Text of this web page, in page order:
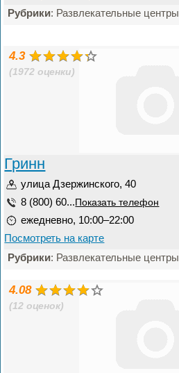
Рубрики: Развлекательные центры
4.3
(1972 оценки)
Гринн
улица Дзержинского, 40
8 (800) 60... Показать телефон
ежедневно, 10:00–22:00
Посмотреть на карте
Рубрики: Развлекательные центры
4.08
(12 оценок)